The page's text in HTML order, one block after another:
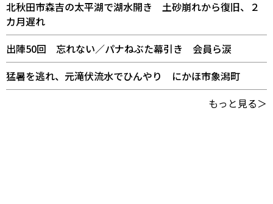
北秋田市森吉の太平湖で湖水開き 土砂崩れから復旧、２
カ月遅れ
出陣50回 忘れない／パナねぶた幕引き 会員ら涙
猛暑を逃れ、元滝伏流水でひんやり にかほ市象潟町
もっと見る＞